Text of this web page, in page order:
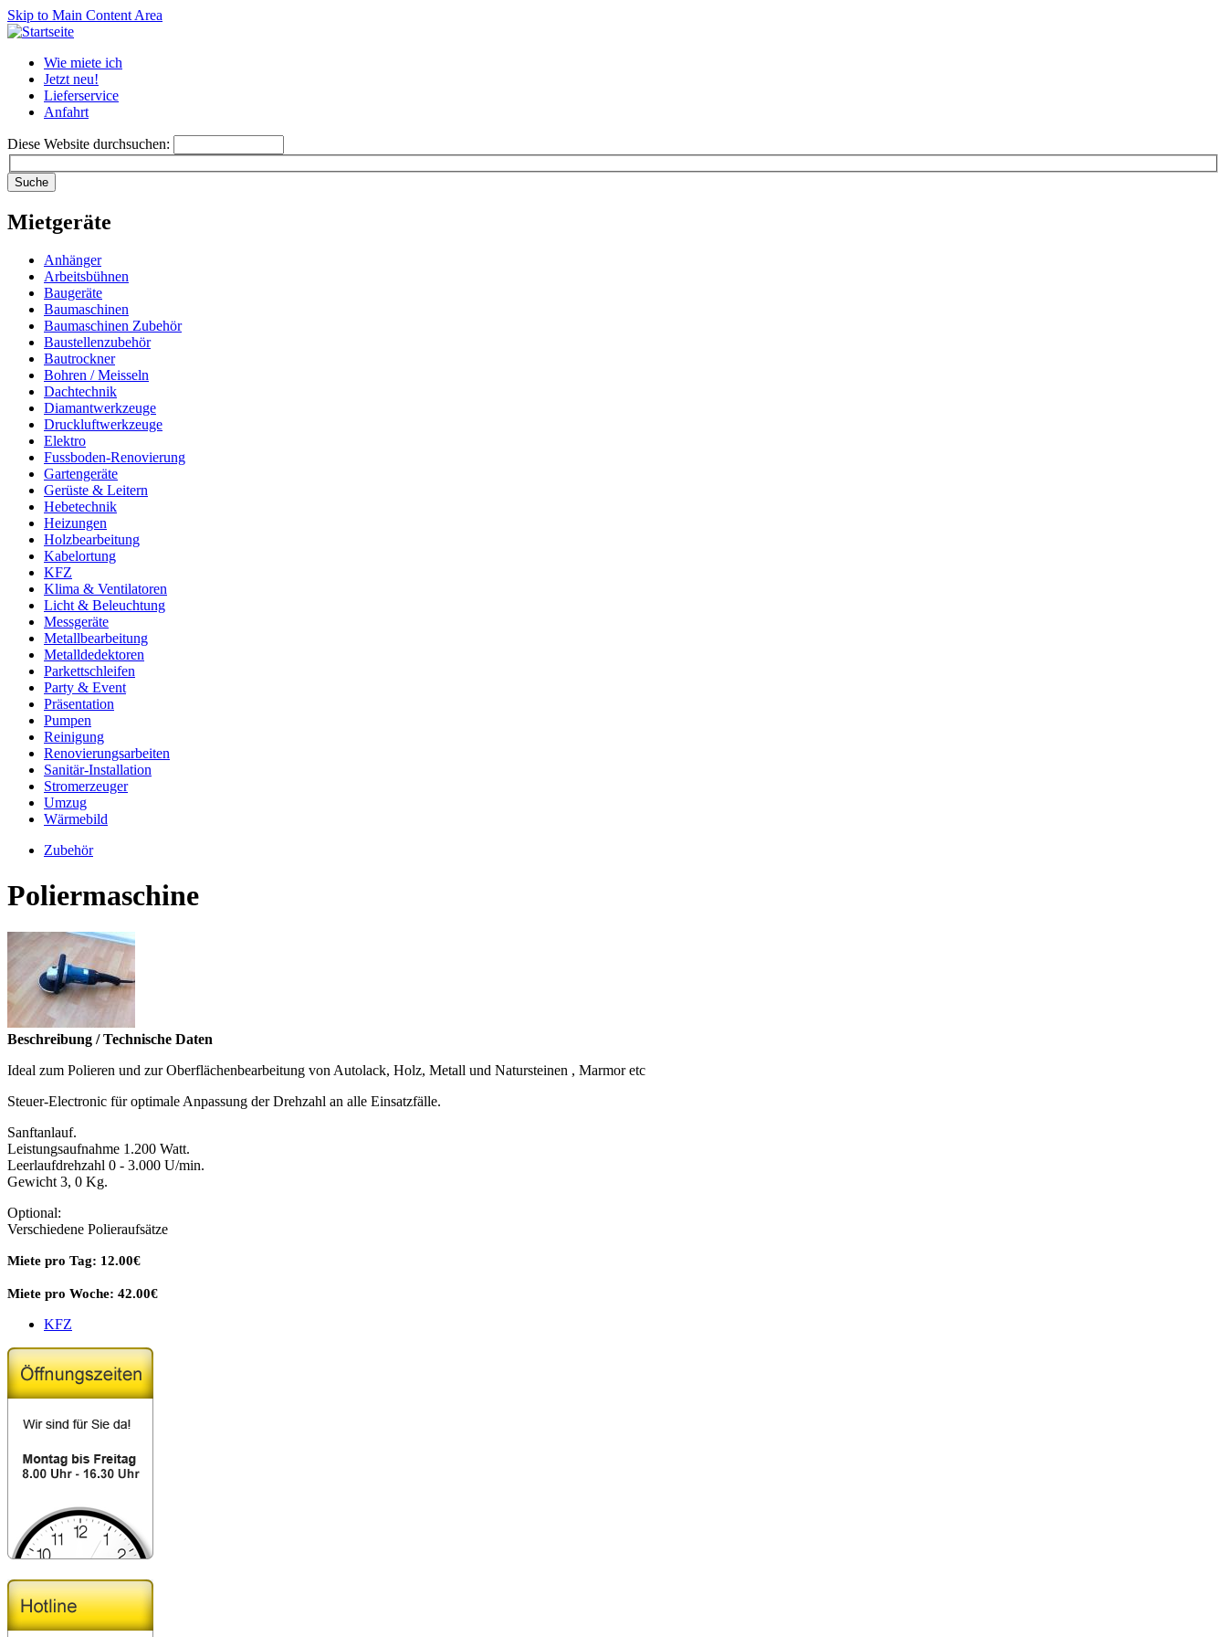
Skip to Main Content Area
Wie miete ich
Jetzt neu!
Lieferservice
Anfahrt
Diese Website durchsuchen:
Mietgeräte
Anhänger
Arbeitsbühnen
Baugeräte
Baumaschinen
Baumaschinen Zubehör
Baustellenzubehör
Bautrockner
Bohren / Meisseln
Dachtechnik
Diamantwerkzeuge
Druckluftwerkzeuge
Elektro
Fussboden-Renovierung
Gartengeräte
Gerüste & Leitern
Hebetechnik
Heizungen
Holzbearbeitung
Kabelortung
KFZ
Klima & Ventilatoren
Licht & Beleuchtung
Messgeräte
Metallbearbeitung
Metalldedektoren
Parkettschleifen
Party & Event
Präsentation
Pumpen
Reinigung
Renovierungsarbeiten
Sanitär-Installation
Stromerzeuger
Umzug
Wärmebild
Zubehör
Poliermaschine
Beschreibung / Technische Daten
Ideal zum Polieren und zur Oberflächenbearbeitung von Autolack, Holz, Metall und Natursteinen , Marmor etc
Steuer-Electronic für optimale Anpassung der Drehzahl an alle Einsatzfälle.
Sanftanlauf.
Leistungsaufnahme 1.200 Watt.
Leerlaufdrehzahl 0 - 3.000 U/min.
Gewicht 3, 0 Kg.
Optional:
Verschiedene Polieraufsätze
Miete pro Tag: 12.00€
Miete pro Woche: 42.00€
KFZ